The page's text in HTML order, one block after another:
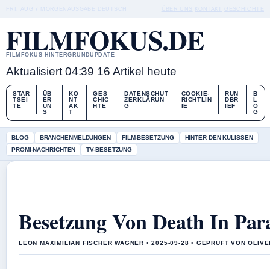
FILMFOKUS.DE
FILMFOKUS HINTERGRUNDUPDATE
Aktualisiert 04:39 16 Artikel heute
STAR
TSEI
TE
ÜB
ER
UN
S
KO
NT
AK
T
GES
CHIC
HTE
DATENSCHUT
ZERKLÄRUN
G
COOKIE-
RICHTLIN
IE
RUN
DBR
IEF
B
L
O
G
BLOG BRANCHENMELDUNGEN FILM-BESETZUNG
HINTER DEN KULISSEN
PROMI-NACHRICHTEN
TV-BESETZUNG
Besetzung Von Death In
LEON MAXIMILIAN FISCHER WAGNER • 2025-09-28 • GEPRUFT VON